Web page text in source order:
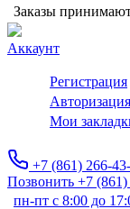
Заказы
Аккаунт
Регистрация
Авторизация
Мои
+7 (861) 266-
Позвонить +7
пн-пт с 8:00 до